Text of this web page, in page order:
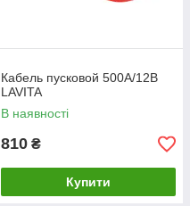
Кабель пусковой 500А/12В
LAVITA
В наявності
810 ₴
Купити